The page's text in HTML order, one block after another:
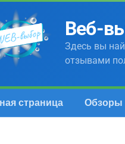
Веб-
Здесь вы
отзывами
страница Обзоры